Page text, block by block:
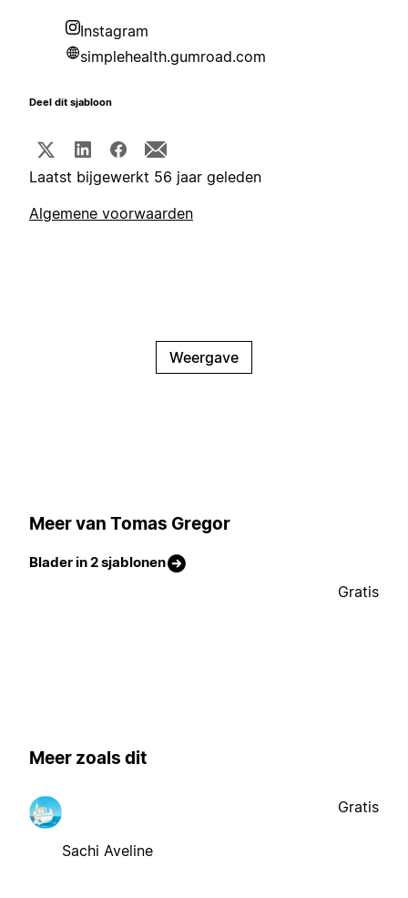
Instagram
simplehealth.gumroad.com
Deel dit sjabloon
Laatst bijgewerkt 56 jaar geleden
Algemene voorwaarden
Weergave
Meer van Tomas Gregor
Blader in 2 sjablonen
Gratis
Meer zoals dit
Sachi Aveline
Gratis